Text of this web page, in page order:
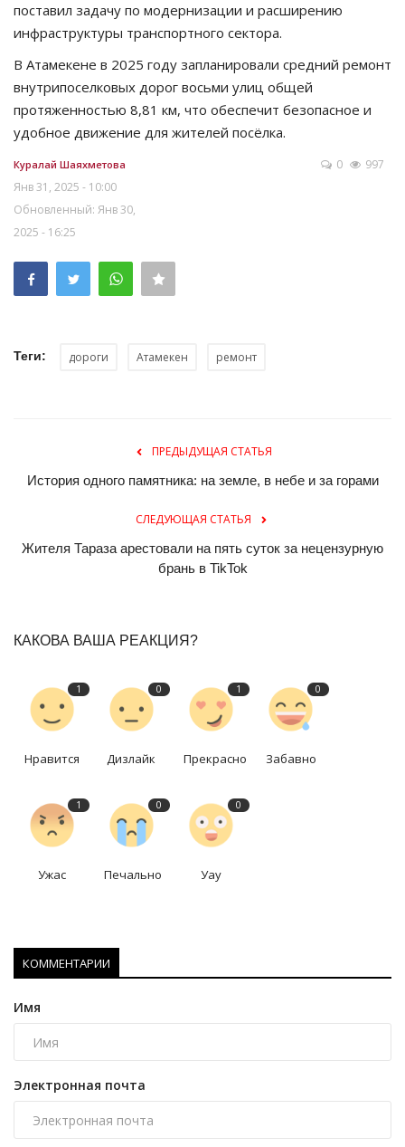
поставил задачу по модернизации и расширению
инфраструктуры транспортного сектора.
В Атамекене в 2025 году запланировали средний ремонт
внутрипоселковых дорог восьми улиц общей
протяженностью 8,81 км, что обеспечит безопасное и
удобное движение для жителей посёлка.
Куралай Шаяхметова
Янв 31, 2025 - 10:00
Обновленный: Янв 30,
2025 - 16:25
0 997
Теги: дороги Атамекен ремонт
ПРЕДЫДУЩАЯ СТАТЬЯ
История одного памятника: на земле, в небе и за горами
СЛЕДУЮЩАЯ СТАТЬЯ
Жителя Тараза арестовали на пять суток за нецензурную
брань в TikTok
КАКОВА ВАША РЕАКЦИЯ?
1
Нравится
0
Дизлайк
1
Прекрасно
0
Забавно
1
Ужас
0
Печально
0
Уау
КОММЕНТАРИИ
Имя
Электронная почта